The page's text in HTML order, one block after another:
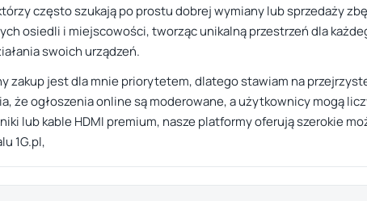
często szukają po prostu dobrej wymiany lub sprzedaży
osiedli i miejscowości, tworząc unikalną przestrzeń dla
swoich urządzeń.
zakup jest dla mnie priorytetem, dlatego stawiam na
że ogłoszenia online są moderowane, a użytkownicy mogą
lub kable HDMI premium, nasze platformy oferują szerokie
1G.pl,